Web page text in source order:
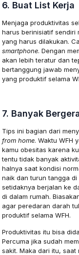
6. Buat List Kerja
Menjaga produktivitas
harus berinisiatif sendiri
yang harus dilakukan.
smartphone. Dengan
akan lebih teratur dan
bertanggung jawab
yang produktif selama
7. Banyak
Tips ini bagian dari
from home. Waktu WFH
kamu obesitas karena
tentu tidak banyak
halnya saat kondisi
naik dan turun tangga
setidaknya berjalan ke
di dalam rumah.
agar peredaran darah
produktif selama WFH.
Produktivitas itu bisa
Percuma jika sudah
sakit. Maka dari itu,